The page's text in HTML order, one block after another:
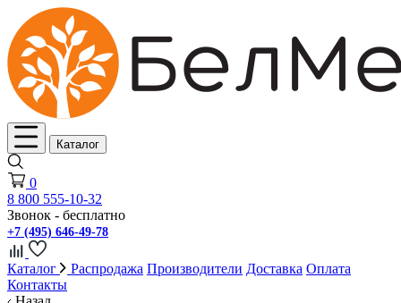
Каталог
0
8 800 555-10-32
Звонок - бесплатно
+7 (495) 646-49-78
Каталог Распродажа Производители Доставка Оплата
Контакты